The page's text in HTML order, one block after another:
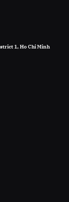
1, Ho Chi Minh